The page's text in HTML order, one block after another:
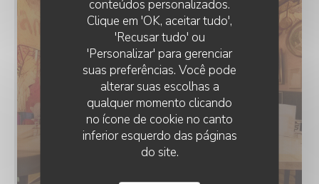
conteúdos personalizados.
Clique em 'OK, aceitar tudo',
'Recusar tudo' ou
'Personalizar' para gerenciar
suas preferências. Você pode
alterar suas escolhas a
qualquer momento clicando
no ícone de cookie no canto
inferior esquerdo das páginas
do site.